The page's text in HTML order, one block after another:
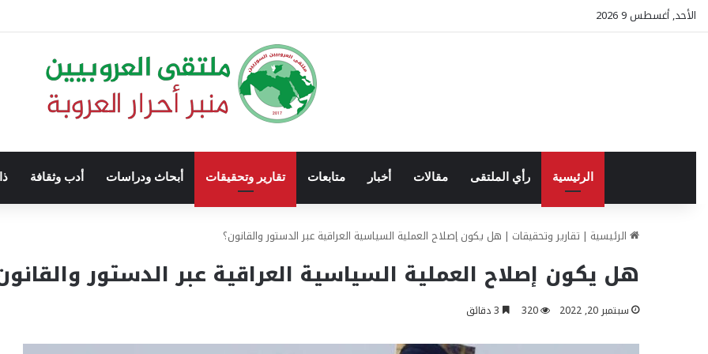
الأحد, أغسطس 9 2026
الرئيسية رأي الملتقى مقالات أخبار متابعات تقارير وتحقيقات أبحاث ودراسات أدب وثقافة
الرئيسية | تقارير وتحقيقات | هل يكون إصلاح العملية السياسية العراقية عبر الدستور والقانون؟
هل يكون إصلاح العملية السياسية العراقية عبر الدستور
سبتمبر 20, 2022 320